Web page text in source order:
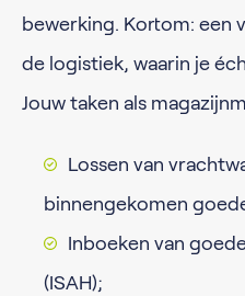
bewerking. Kortom: een
de logistiek, waarin je
Jouw taken als
Lossen van
binnengekomen
Inboeken van
(ISAH);